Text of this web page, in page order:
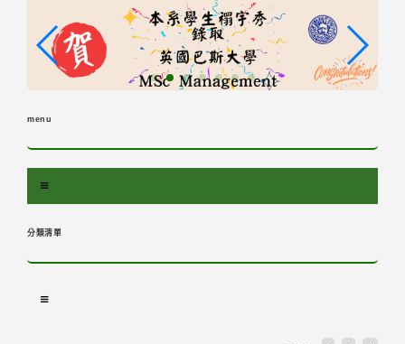
menu
分類清單